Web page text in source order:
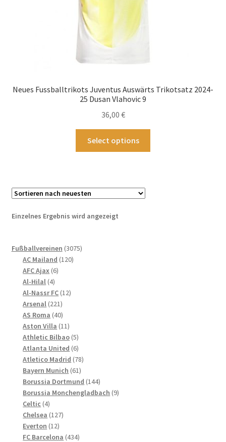
Neues Fussballtrikots Juventus Auswärts Trikotsatz 2024-
25 Dusan Vlahovic 9
36,00 €
Select options
Einzelnes Ergebnis wird angezeigt
Fußballvereinen 30753075
AC Mailand 120120
AFC Ajax 66
Al-Hilal 44
Produkte
Al-Nassr FC 1212
Arsenal 221221
Produkte
AS Roma 4040
Produkte
Aston Villa 1111
Produkte
Athletic Bilbao 55
Produkte
Atlanta United 66
Produkte
Atletico Madrid 7878
Bayern Munich 6161
Produkte
Borussia Dortmund 144144
Produkte
Borussia Monchengladbach 99
Celtic 44
Produkte
Chelsea 127127
Everton 1212
Produkte
FC Barcelona 434434